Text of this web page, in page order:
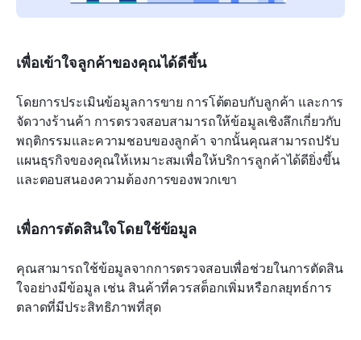
เพื่อเข้าใจลูกค้าของคุณได้ดีขึ้น
โดยการประเมินข้อมูลการขาย การโต้ตอบกับลูกค้า และการ
จัดวางร้านค้า การตรวจสอบสามารถให้ข้อมูลเชิงลึกเกี่ยวกับ
พฤติกรรมและความชอบของลูกค้า จากนั้นคุณสามารถปรับ
แผนธุรกิจของคุณให้เหมาะสมเพื่อให้บริการลูกค้าได้ดียิ่งขึ้น
และตอบสนองความต้องการของพวกเขา
เพื่อการตัดสินใจโดยใช้ข้อมูล
คุณสามารถใช้ข้อมูลจากการตรวจสอบเพื่อช่วยในการตัดสิน
ใจอย่างมีข้อมูล เช่น สินค้าที่ควรสต็อกเพิ่มหรือกลยุทธ์การ
ตลาดที่มีประสิทธิภาพที่สุด